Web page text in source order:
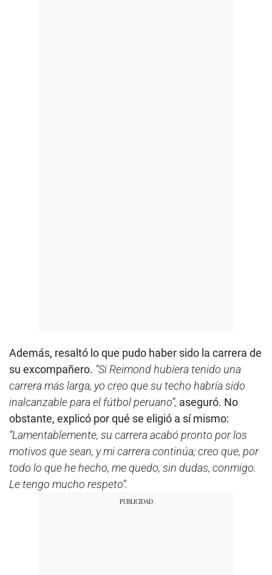
Además, resaltó lo que pudo haber sido la carrera de
su excompañero. “Si Reimond hubiera tenido una
carrera más larga, yo creo que su techo habría sido
inalcanzable para el fútbol peruano”, aseguró. No
obstante, explicó por qué se eligió a sí mismo:
“Lamentablemente, su carrera acabó pronto por los
motivos que sean, y mi carrera continúa; creo que, por
todo lo que he hecho, me quedo, sin dudas, conmigo.
Le tengo mucho respeto”.